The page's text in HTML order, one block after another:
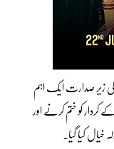
جون 2025 کو وزیر اعظم کی زیر صدارت ایک اہم
کردار کو ختم کرنے اور
کیا گیا۔